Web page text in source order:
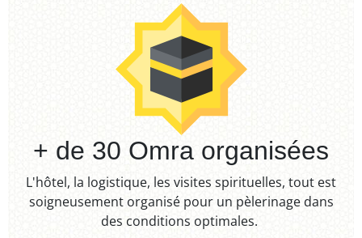
+ de 30 Omra organisées​
L'hôtel, la logistique, les visites spirituelles, tout est
soigneusement organisé pour un pèlerinage dans
des conditions optimales. ​